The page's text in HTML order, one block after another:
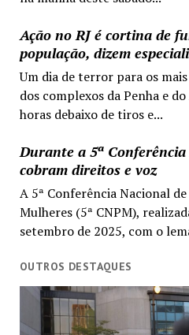
Ação no RJ é cortina de
população, dizem
Um dia de terror para os
dos complexos da Penha e
horas debaixo de tiros e...
Durante a 5ª
cobram direitos e voz
A 5ª Conferência Nacional
Mulheres (5ª CNPM),
setembro de 2025, com o
OUTROS DESTAQUES